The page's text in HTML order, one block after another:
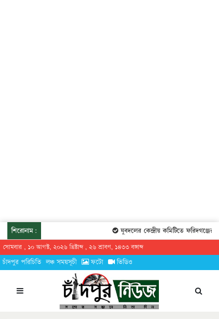
শিরোনাম: যুবদলের কেন্দ্রীয় কমিটিতে ফরিদগঞ্জের
সোমবার , ১০ আগস্ট, ২০২৬ খ্রিষ্টাব্দ , ২৬ শ্রাবণ, ১৪৩৩ বঙ্গাব্দ
চাঁদপুর পরিচিতি লঞ্চ সময়সূচী ফটো ভিডিও